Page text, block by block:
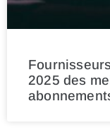
2025 des